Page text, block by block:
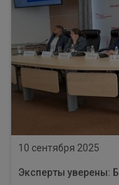
10 сентября 2025
Эксперты уверены: